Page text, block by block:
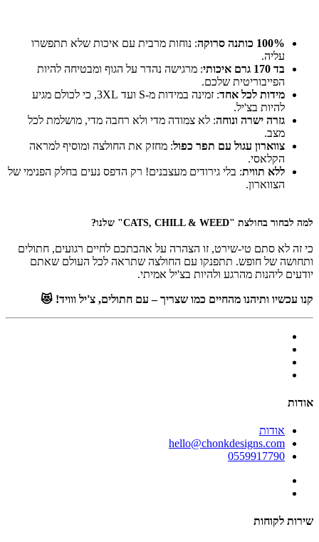
100% כותנה סרוקה
: נוחות מרבית עם איכות שלא תתפשרו
עליה.
בד 170 גרם איכותי
: מרגישה נהדר על הגוף ומבטיחה להיות
הפייבוריטית שלכם.
מידות לכל אחד
: זמינה במידות מ-S ועד 3XL, כי לכולם מגיע
להיות בצ'יל.
גזרה ישרה ונוחה: לא צמודה מדי ולא רחבה מדי, מושלמת לכל
מצב.
צווארון עגול עם תפר כפול: מחזק את החולצה ומוסיף למראה
הקלאסי.
ללא תווית: בלי גירודים מעצבנים! רק הדפס נעים בחלק הפנימי של
הצווארון.
למה לבחור בחולצת "CATS, CHILL & WEED" שלנו?
כי זה לא סתם טי-שירט, זו הצהרה על אהבתכם לחיים רגועים, חתולים
ותחושה של חופש. תתפנקו עם החולצה שתראה לכל העולם שאתם
יודעים ליהנות מהרגע ולהיות בצ'יל אמיתי.
קנו עכשיו ותיהנו מהחיים כמו שצריך – עם חתולים, צ'יל ווויד! 😻
אודות
אודות
hello@chonkdesigns.com
0559917790
שירות לקוחות